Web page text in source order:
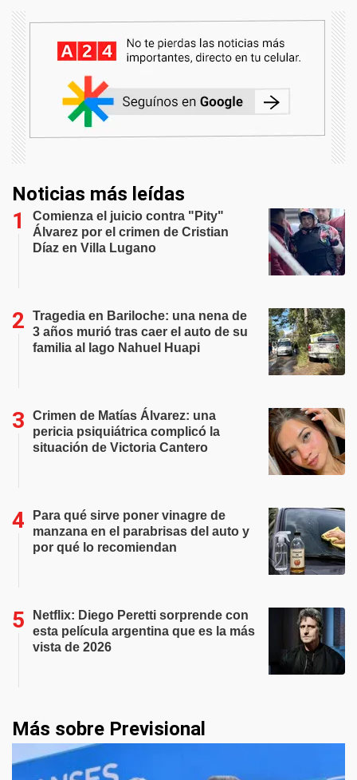
Noticias más leídas
Comienza el juicio contra "Pity"
Álvarez por el crimen de Cristian
Díaz en Villa Lugano
Tragedia en Bariloche: una nena de
3 años murió tras caer el auto de su
familia al lago Nahuel Huapi
Crimen de Matías Álvarez: una
pericia psiquiátrica complicó la
situación de Victoria Cantero
Para qué sirve poner vinagre de
manzana en el parabrisas del auto y
por qué lo recomiendan
Netflix: Diego Peretti sorprende con
esta película argentina que es la más
vista de 2026
Más sobre Previsional